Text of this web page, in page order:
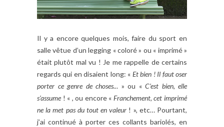
Il y a encore quelques mois, faire du sport en
salle vêtue d’un legging « coloré » ou « imprimé »
était plutôt mal vu ! Je me rappelle de certains
regards qui en disaient long: « Et bien ! Il faut oser
porter ce genre de choses... » ou « C’est bien, elle
s’assume ! « , ou encore « Franchement, cet imprimé
ne la met pas du tout en valeur ! », etc… Pourtant,
j’ai continué à porter ces collants bariolés, en